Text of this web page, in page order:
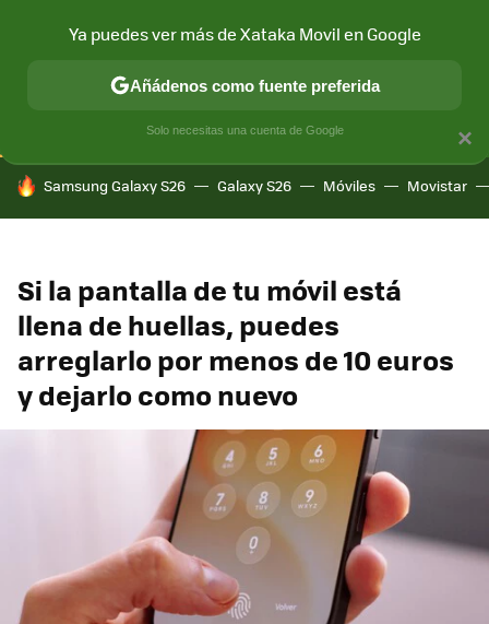
CONECTIVIDAD MÓVIL Y SOCIEDAD APLICACIONES
HOY SE HABLA DE
Samsung Galaxy S26 Galaxy S26 Móviles Movistar
Si la pantalla de tu móvil está
llena de huellas, puedes
arreglarlo por menos de 10 euros
y dejarlo como nuevo
×
Ya puedes ver más de Xataka Movil en Google
Añádenos como fuente preferida
Solo necesitas una cuenta de Google